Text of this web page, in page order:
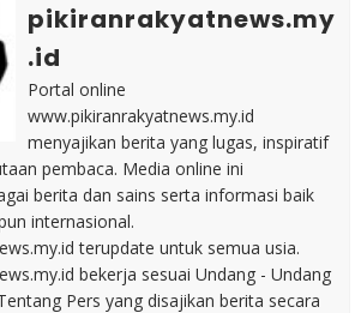
pikiranrakyatnews.my
.id
Portal online
www.pikiranrakyatnews.my.id
menyajikan berita yang lugas, inspiratif
pembaca. Media online ini
berita dan sains serta informasi baik
internasional.
terupdate untuk semua usia.
bekerja sesuai Undang - Undang
Pers yang disajikan berita secara